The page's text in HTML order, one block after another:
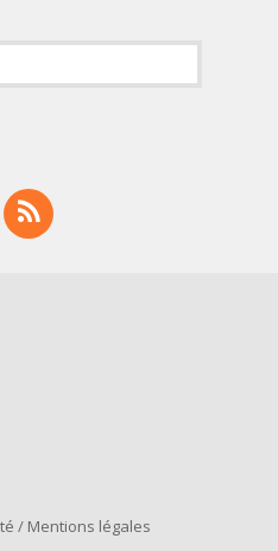
/ Mentions légales